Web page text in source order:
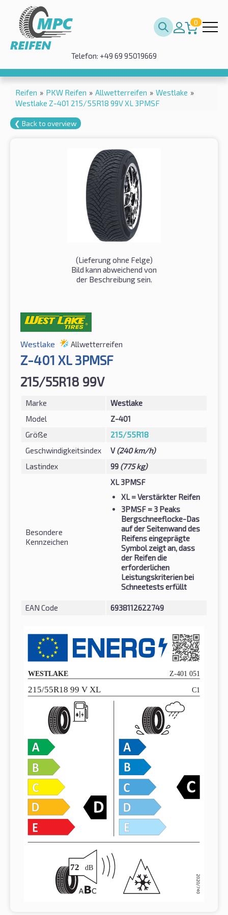
0
Telefon: +49 69 95019669
Reifen » PKW Reifen » Allwetterreifen » Westlake »
Westlake Z-401 215/55R18 99V XL 3PMSF
❮ Back to overview
(Lieferung ohne Felge)
Bild kann abweichend von
der Beschreibung sein.
Westlake Allwetterreifen
Z-401 XL 3PMSF
215/55R18 99V
Marke
Westlake
Model
Z-401
Größe
215/55R18
Geschwindigkeitsindex
V(240 km/h)
Lastindex
99 (775 kg)
Besondere
Kennzeichen
XL 3PMSF
XL= Verstärkter Reifen
3PMSF = 3 Peaks
Bergschneeflocke-Das
auf der Seitenwand des
Reifens eingeprägte
Symbol zeigt an, dass
der Reifen die
erforderlichen
Leistungskriterien bei
Schneetests erfüllt
EAN Code 6938112622749